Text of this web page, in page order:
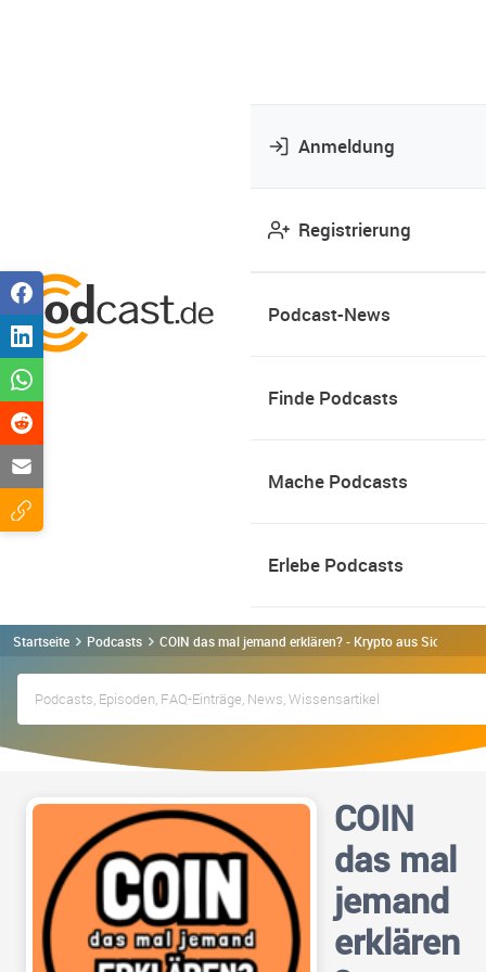
Anmeldung
Registrierung
Podcast-News
Finde Podcasts
Mache Podcasts
Erlebe Podcasts
Startseite Podcasts COIN das mal jemand erklären? - Krypto aus Sicht
COIN
das mal
jemand
erklären